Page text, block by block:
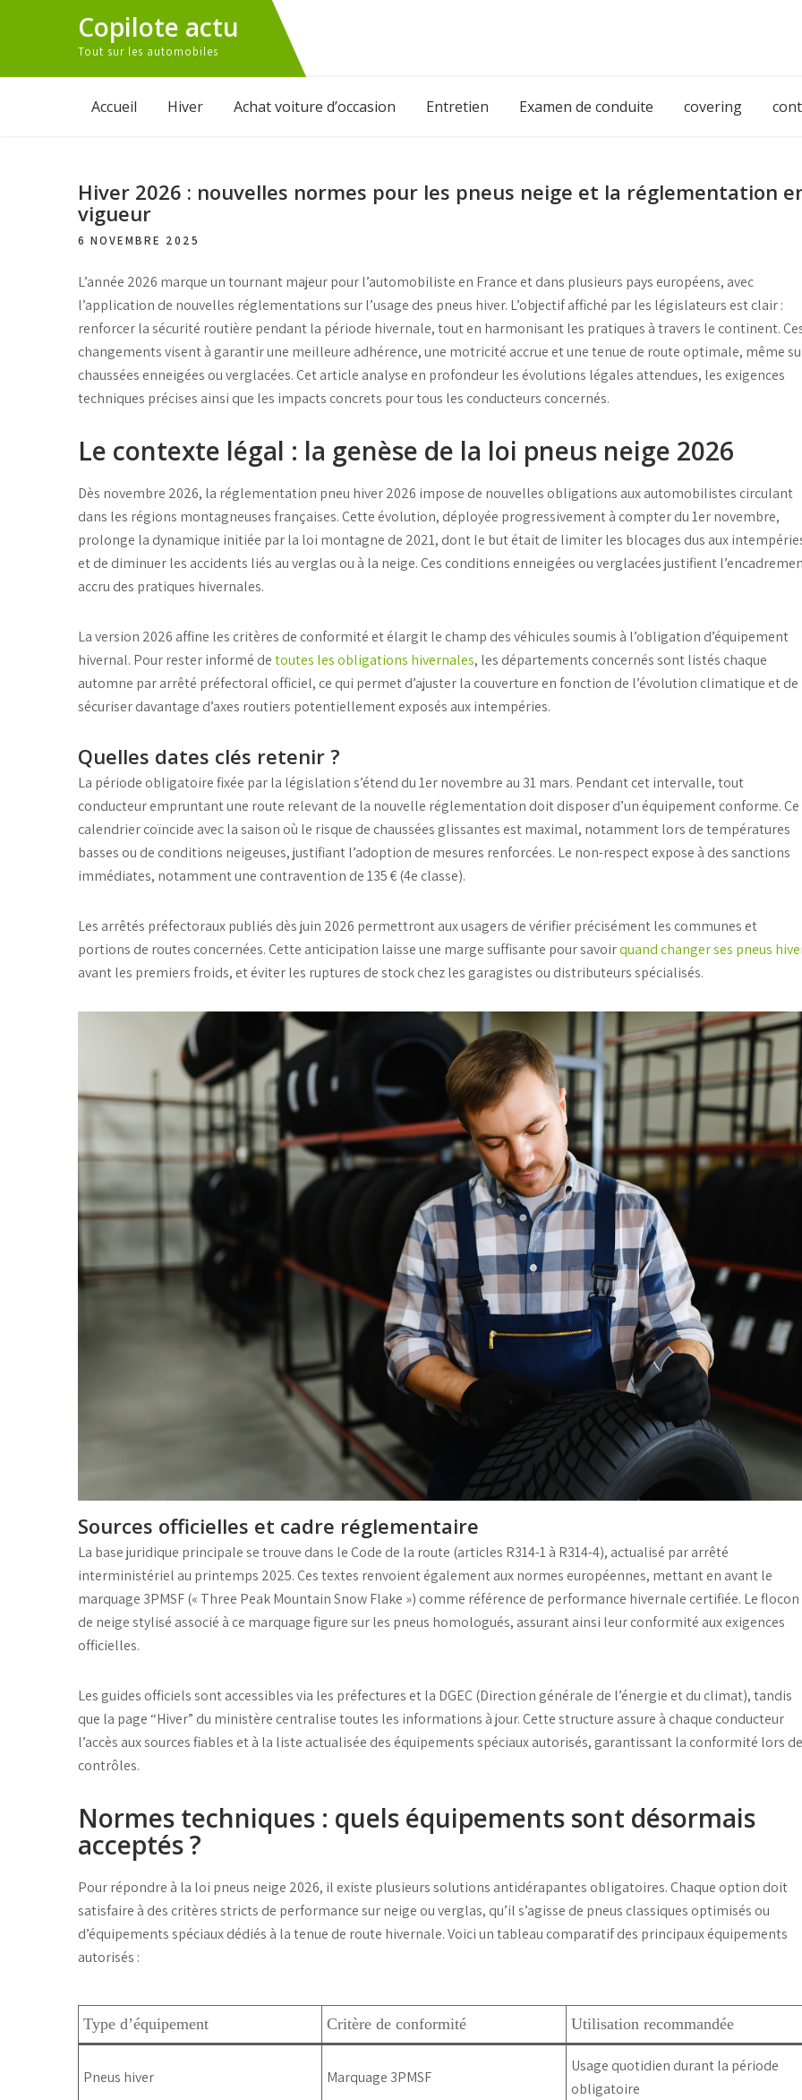
Copilote actu
Tout sur les automobiles
Accueil Hiver Achat voiture d’occasion Entretien Examen de conduite covering
Hiver 2026 : nouvelles normes pour les pneus neige et la réglementation
vigueur
6 NOVEMBRE 2025
L’année 2026 marque un tournant majeur pour l’automobiliste en France et dans plusieurs pays européens, avec
l’application de nouvelles réglementations sur l’usage des pneus hiver. L’objectif affiché par les législateurs est clair :
renforcer la sécurité routière pendant la période hivernale, tout en harmonisant les pratiques à travers le continent.
changements visent à garantir une meilleure adhérence, une motricité accrue et unetenue de route optimale, même
chaussées enneigées ou verglacées. Cet article analyse en profondeur les évolutions légales attendues, les exigences
techniques précises ainsi que les impacts concrets pour tous les conducteurs concernés.
Le contexte légal : la genèse de la loi pneus neige 2026
Dès novembre 2026, la réglementation pneu hiver 2026 impose de nouvelles obligations aux automobilistes circulant
dans les régions montagneuses françaises. Cette évolution, déployée progressivement à compter du 1er novembre,
prolonge la dynamique initiée par la loi montagne de 2021, dont le but était de limiter les blocages dus aux
et de diminuer les accidents liés au verglas ou à la neige. Ces conditions enneigées ouverglacéesjustifient
accru des pratiques hivernales.
La version 2026 affine les critères de conformité et élargit le champ desvéhicules soumis à l’obligation d’équipement
hivernal. Pour rester informé detoutes les obligations hivernales, les départements concernés sont listés chaque
automne par arrêté préfectoral officiel, ce qui permet d’ajuster la couverture en fonction de l’évolution climatique et de
sécuriser davantage d’axes routiers potentiellement exposés aux intempéries.
Quelles dates clés retenir ?
La période obligatoire fixée par la législations’étend du 1er novembre au 31 mars. Pendant cet intervalle, tout
conducteur empruntant une route relevant de la nouvelle réglementation doit disposer d’un équipement conforme. Ce
calendrier coïncide avec la saison où le risque de chaussées glissantes est maximal, notamment lors de températures
basses ou de conditions neigeuses, justifiant l’adoption de mesures renforcées. Le non-respect expose à des sanctions
immédiates, notamment une contravention de 135 € (4e classe).
Les arrêtés préfectorauxpubliés dès juin 2026 permettront aux usagers de vérifier précisément les communes et
portions de routes concernées. Cette anticipation laisse une marge suffisante pour savoirquand changer ses pneus
avant les premiers froids, et éviter les ruptures de stock chez les garagistes ou distributeurs spécialisés.
Sources officielles et cadre réglementaire
La base juridique principale se trouve dans leCode de la route (articles R314-1 à R314-4), actualisé par arrêté
interministériel au printemps 2025. Ces textes renvoient également aux normes européennes, mettant en avant le
marquage 3PMSF (« Three Peak Mountain Snow Flake ») comme référence de performance hivernale certifiée. Leflocon
de neigestylisé associé à ce marquage figure sur les pneus homologués, assurant ainsi leur conformité aux exigences
officielles.
Les guides officiels sont accessibles via les préfectures et la DGEC(Direction générale de l’énergie et du climat), tandis
que la page “Hiver” du ministère centralise toutes les informations à jour. Cette structure assure à chaque conducteur
l’accès aux sources fiables et à la liste actualisée des équipements spéciauxautorisés, garantissant la conformité lors
contrôles.
Normes techniques : quels équipements sont désormais
acceptés ?
Pour répondre à la loi pneus neige 2026, il existe plusieurs solutions antidérapantes obligatoires. Chaque option doit
satisfaire à des critères stricts de performance sur neige ou verglas, qu’il s’agisse de pneus classiques optimisés ou
d’équipements spéciauxdédiés à latenue de route hivernale. Voici un tableau comparatif des principaux équipements
autorisés :
Type d’équipement Critère de conformité Utilisation recommandée
Pneus hiver Marquage 3PMSF
Usage quotidien durant la période
obligatoire